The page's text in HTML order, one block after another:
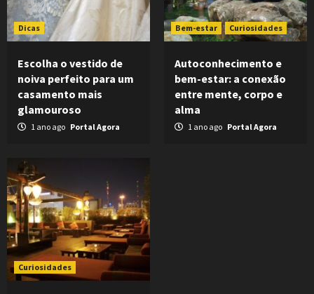
Dicas
Escolha o vestido de
noiva perfeito para um
casamento mais
glamouroso
1 ano ago Portal Agora
Bem-estar Curiosidades
Autoconhecimento e
bem-estar: a conexão
entre mente, corpo e
alma
1 ano ago Portal Agora
Curiosidades